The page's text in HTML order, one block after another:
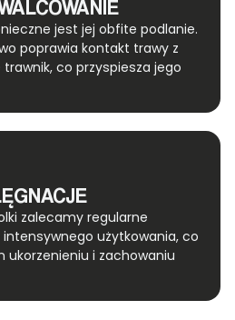
jest jej obfite podlanie.
poprawia kontakt trawy z
co przyspiesza jego
zalecamy regularne
użytkowania, co
ukorzenieniu i zachowaniu